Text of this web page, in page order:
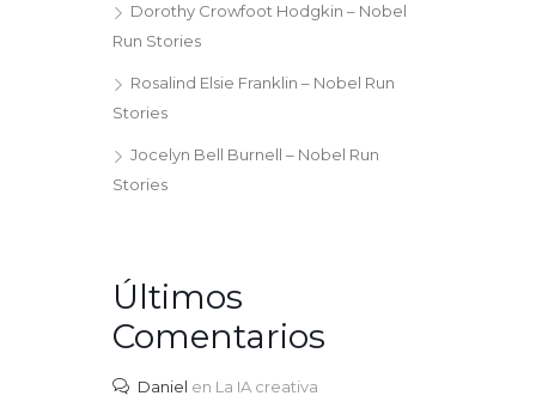
Dorothy Crowfoot Hodgkin – Nobel
Run Stories
Rosalind Elsie Franklin – Nobel Run
Stories
Jocelyn Bell Burnell – Nobel Run
Stories
Últimos
Comentarios
Daniel en La IA creativa